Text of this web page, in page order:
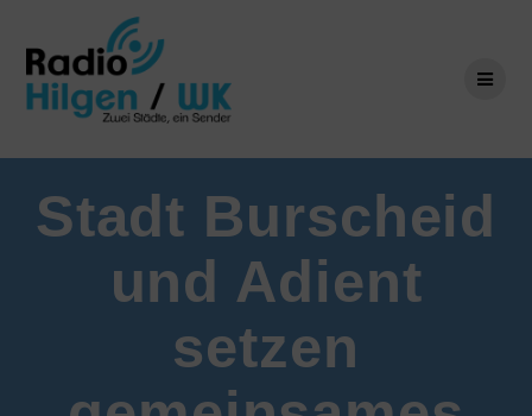
springen
Stadt Burscheid
und Adient
setzen